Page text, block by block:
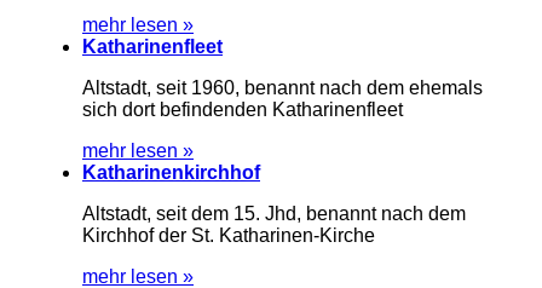
mehr lesen »
Katharinenfleet
Altstadt, seit 1960, benannt nach dem ehemals
sich dort befindenden Katharinenfleet
mehr lesen »
Katharinenkirchhof
Altstadt, seit dem 15. Jhd, benannt nach dem
Kirchhof der St. Katharinen-Kirche
mehr lesen »